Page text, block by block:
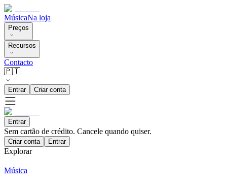
MúsicaNa loja
Preços
Recursos
Contacto
🇵🇹
Entrar Criar conta
Entrar
Sem cartão de crédito. Cancele quando quiser.
Criar conta Entrar
Explorar
Música